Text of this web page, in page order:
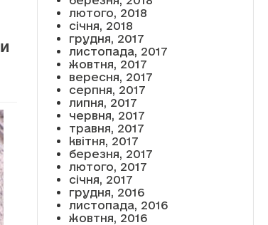
лютого, 2018
січня, 2018
грудня, 2017
листопада, 2017
жовтня, 2017
вересня, 2017
серпня, 2017
липня, 2017
червня, 2017
травня, 2017
квітня, 2017
березня, 2017
лютого, 2017
січня, 2017
грудня, 2016
листопада, 2016
жовтня, 2016